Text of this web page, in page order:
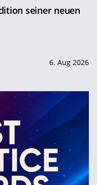
seiner neuen
6. Aug 2026